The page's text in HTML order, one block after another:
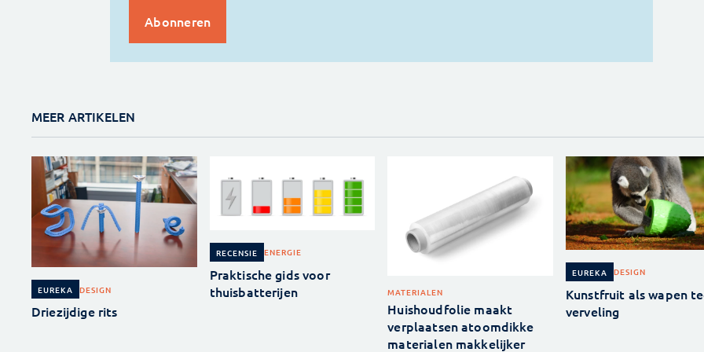
MEER ARTIKELEN
EUREKA DESIGN
Driezijdige rits
RECENSIE ENERGIE
Praktische gids voor
thuisbatterijen
MATERIALEN
Huishoudfolie maakt
verplaatsen atoomdikke
materialen makkelijker
EUREKA DESIGN
Kunstfruit als wapen
verveling